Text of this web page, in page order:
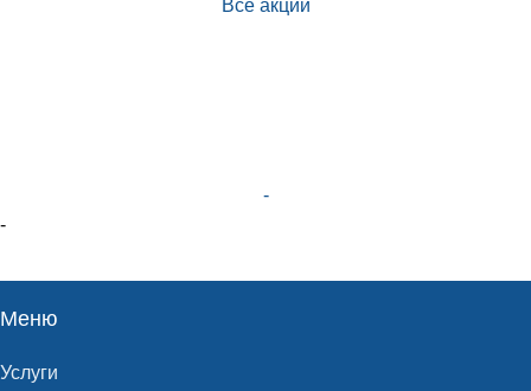
Все акции
-
-
Меню
Услуги